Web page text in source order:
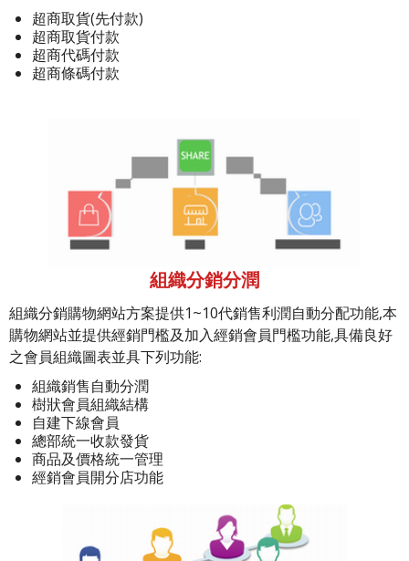
超商取貨(先付款)
超商取貨付款
超商代碼付款
超商條碼付款
組織分銷分潤
組織分銷購物網站方案提供1~10代銷售利潤自動分配功能,本
購物網站並提供經銷門檻及加入經銷會員門檻功能,具備良好
之會員組織圖表並具下列功能:
組織銷售自動分潤
樹狀會員組織結構
自建下線會員
總部統一收款發貨
商品及價格統一管理
經銷會員開分店功能